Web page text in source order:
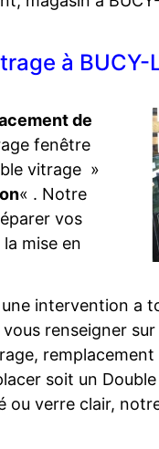
à BUCY-
de
fenêtre
vitrage »
« . Notre
vos
mise en
intervention a
renseigner
remplacement
soit un
verre clair,